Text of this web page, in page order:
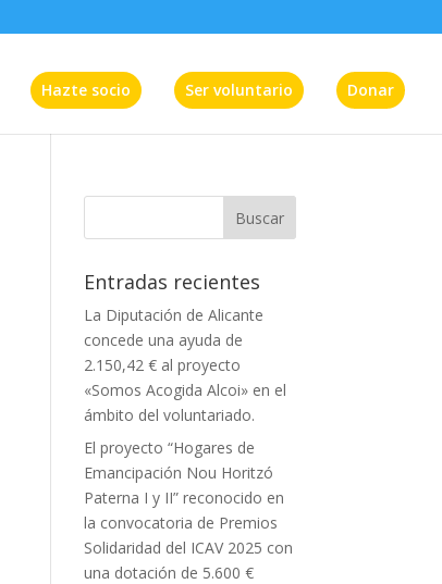
Hazte socio Ser voluntario Donar
Entradas recientes
La Diputación de Alicante
concede una ayuda de
2.150,42 € al proyecto
«Somos Acogida Alcoi» en el
ámbito del voluntariado.
El proyecto “Hogares de
Emancipación Nou Horitzó
Paterna I y II” reconocido en
la convocatoria de Premios
Solidaridad del ICAV 2025 con
una dotación de 5.600 €